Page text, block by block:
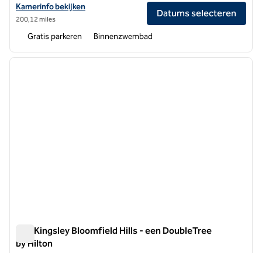
Bekijk hoteldetails voor DoubleTree by Hilton Detroit Novi
Kamerinfo bekijken
200,12 miles
Datums selecteren
Gratis parkeren Binnenzwembad
1 van 12
The Kingsley Bloomfield Hills - een DoubleTree
by Hilton